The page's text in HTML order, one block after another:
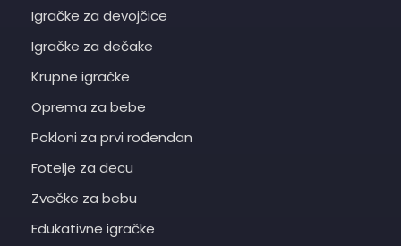
Igračke za devojčice
Igračke za dečake
Krupne igračke
Oprema za bebe
Pokloni za prvi rođendan
Fotelje za decu
Zvečke za bebu
Edukativne igračke